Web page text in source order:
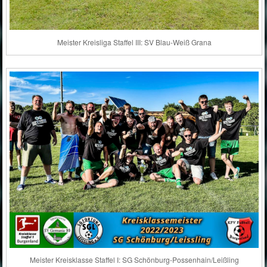
Meister Kreisliga Staffel III: SV Blau-Weiß Grana
Meister Kreisklasse Staffel I: SG Schönburg-Possenhain/Leißling